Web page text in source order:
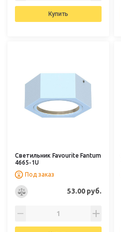
Купить
Светильник Favourite Fantum
4665-1U
Под заказ
53.00 руб.